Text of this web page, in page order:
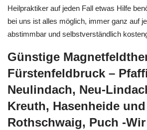
Heilpraktiker auf jeden Fall etwas Hilfe
bei uns ist alles möglich, immer ganz auf
abstimmbar und selbstverständlich
Günstige
Fürstenfeldbruck –
Neulindach, Neu-
Kreuth, Hasenheide
Rothschwaig, Puch -